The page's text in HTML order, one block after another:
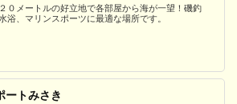
０メートルの好立地で各部屋から海が一望！磯釣
浴、マリンスポーツに最適な場所です。
ートみさき